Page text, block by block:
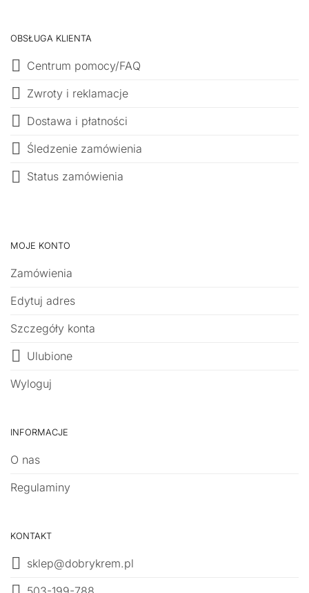
OBSŁUGA KLIENTA
Centrum pomocy/FAQ
Zwroty i reklamacje
Dostawa i płatności
Śledzenie zamówienia
Status zamówienia
MOJE KONTO
Zamówienia
Edytuj adres
Szczegóły konta
Ulubione
Wyloguj
INFORMACJE
O nas
Regulaminy
KONTAKT
sklep@dobrykrem.pl